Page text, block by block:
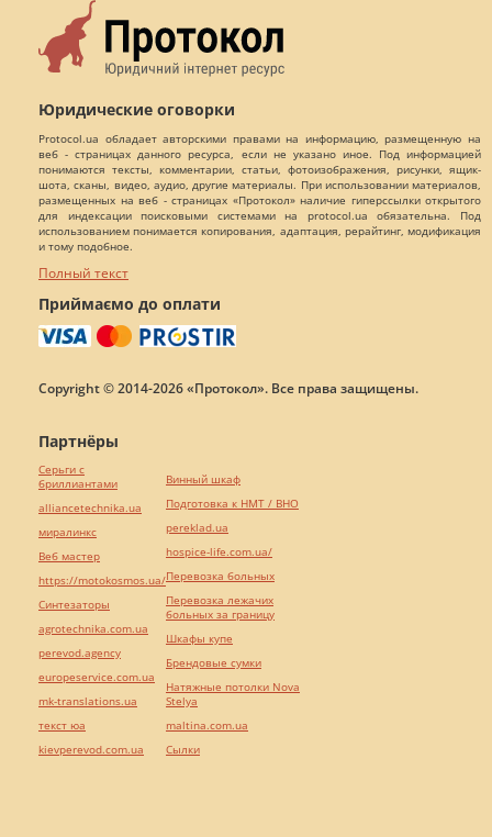
Юридические оговорки
Protocol.ua обладает авторскими правами на информацию, размещенную на
веб - страницах данного ресурса, если не указано иное. Под информацией
понимаются тексты, комментарии, статьи, фотоизображения, рисунки, ящик-
шота, сканы, видео, аудио, другие материалы. При использовании материалов,
размещенных на веб - страницах «Протокол» наличие гиперссылки открытого
для индексации поисковыми системами на protocol.ua обязательна. Под
использованием понимается копирования, адаптация, рерайтинг, модификация
и тому подобное.
Полный текст
Приймаємо до оплати
Copyright © 2014-2026 «Протокол». Все права защищены.
Партнёры
Серьги с
бриллиантами
alliancetechnika.ua
миралинкс
Веб мастер
https://motokosmos.ua/
Синтезаторы
agrotechnika.com.ua
perevod.agency
europeservice.com.ua
mk-translations.ua
текст юа
kievperevod.com.ua
Винный шкаф
Подготовка к НМТ / ВНО
pereklad.ua
hospice-life.com.ua/
Перевозка больных
Перевозка лежачих
больных за границу
Шкафы купе
Брендовые сумки
Натяжные потолки Nova
Stelya
maltina.com.ua
Cылки